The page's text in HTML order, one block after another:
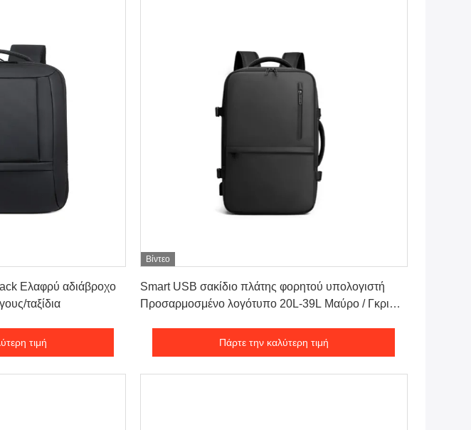
Ελαφρύ αδιάβροχο
ταξίδια
τιμή
Βίντεο
Smart USB σακίδιο πλάτης φορητού υπολογιστή
Προσαρμοσμένο λογότυπο 20L-39L Μαύρο / Γκρι
Πάρτε την καλύτερη τιμή